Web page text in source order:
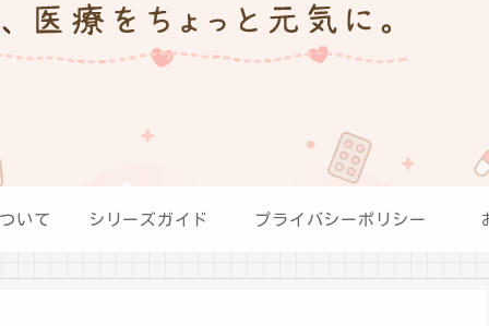
いて シリーズガイド プライバシーポリシー